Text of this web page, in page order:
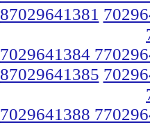
87029641381
7029641384
87029641385
7029641388